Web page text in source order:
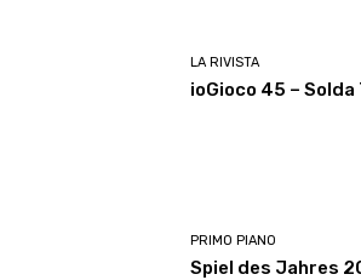
LA RIVISTA
ioGioco 45 – Solda
PRIMO PIANO
Spiel des Jahres